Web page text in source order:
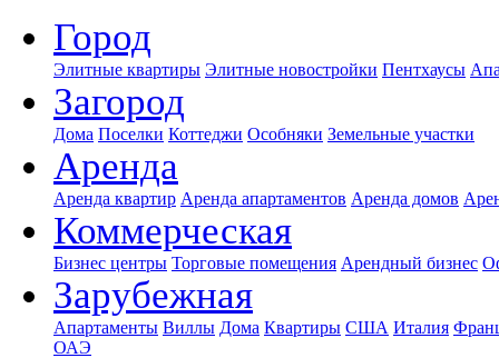
Город
Элитные квартиры Элитные новостройки Пентхаусы
Загород
Дома Поселки Коттеджи Особняки Земельные участки
Аренда
Аренда квартир Аренда апартаментов Аренда домов
Коммерческая
Бизнес центры Торговые помещения Арендный бизнес
Зарубежная
Апартаменты Виллы Дома Квартиры США Италия
ОАЭ